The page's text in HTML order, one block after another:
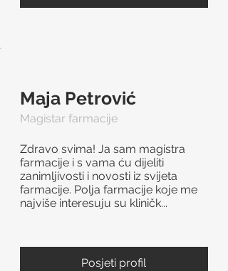
Zdravo svima! Ja sam magistra
farmacije i s vama ću dijeliti
zanimljivosti i novosti iz svijeta
farmacije. Polja farmacije koje me
najviše interesuju su kliničk...
Maja Petrović
Posjeti profil
Magistar farmacije